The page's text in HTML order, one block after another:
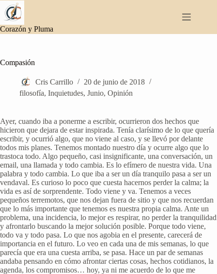
Saltar
contenido
Corazón y Pluma
Compasión
Cris Carrillo
20 de junio de 2018
filosofía, Inquietudes, Junio, Opinión
Ayer, cuando iba a ponerme a escribir, ocurrieron dos hechos que
hicieron que dejara de estar inspirada. Tenía clarísimo de lo que quería
escribir, y ocurrió algo, que no viene al caso, y se llevó por delante
todos mis planes. Tenemos montado nuestro día y ocurre algo que lo
trastoca todo. Algo pequeño, casi insignificante, una conversación, un
email, una llamada y todo cambia. Es lo efímero de nuestra vida. Una
palabra y todo cambia. Lo que iba a ser un día tranquilo pasa a ser un
vendaval. Es curioso lo poco que cuesta hacernos perder la calma; la
vida es así de sorprendente. Todo viene y va. Tenemos a veces
pequeños terremotos, que nos dejan fuera de sitio y que nos recuerdan
que lo más importante que tenemos es nuestra propia calma. Ante un
problema, una incidencia, lo mejor es respirar, no perder la tranquilidad
y afrontarlo buscando la mejor solución posible. Porque todo viene,
todo va y todo pasa. Lo que nos agobia en el presente, carecerá de
importancia en el futuro. Lo veo en cada una de mis semanas, lo que
parecía que era una cuesta arriba, se pasa. Hace un par de semanas
andaba pensando en cómo afrontar ciertas cosas, hechos cotidianos, la
agenda, los compromisos… hoy, ya ni me acuerdo de lo que me